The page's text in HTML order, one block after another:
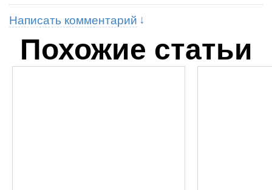
Написать комментарий
Похожие статьи